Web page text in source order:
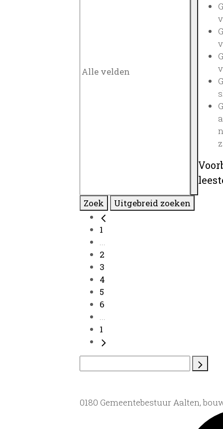
Zoek Uitgebreid zoeken
1
...
2
3
4
5
6
...
1
0180 Gemeentebestuur Aalten,